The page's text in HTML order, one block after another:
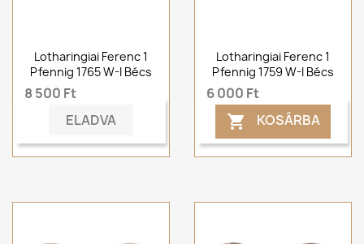
Lotharingiai Ferenc 1
Pfennig 1765 W-I Bécs
8 500 Ft
ELADVA
Lotharingiai Ferenc 1
Pfennig 1759 W-I Bécs
6 000 Ft
 KOSÁRBA